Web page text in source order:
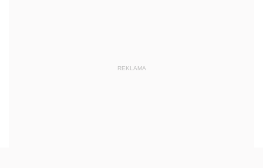
REKLAMA